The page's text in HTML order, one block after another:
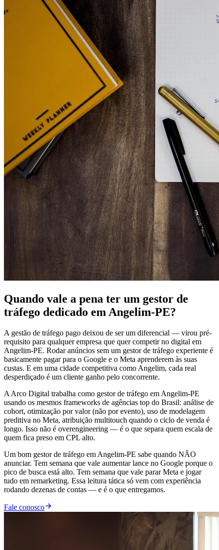
Quando vale a pena ter um gestor de
tráfego dedicado em Angelim-PE?
A gestão de tráfego pago deixou de ser um diferencial — virou pré-
requisito para qualquer empresa que quer competir no digital em
Angelim-PE. Rodar anúncios sem um gestor de tráfego experiente é
basicamente pagar para o Google e o Meta aprenderem às suas
custas. E em uma cidade competitiva como Angelim, cada real
desperdiçado é um cliente ganho pelo concorrente.
A Arco Digital trabalha como gestor de tráfego em Angelim-PE
usando os mesmos frameworks de agências top do Brasil: análise de
cohort, otimização por valor (não por evento), uso de modelagem
preditiva no Meta, atribuição multitouch quando o ciclo de venda é
longo. Isso não é overengineering — é o que separa quem escala de
quem fica preso em CPL alto.
Um bom gestor de tráfego em Angelim-PE sabe quando NÃO
anunciar. Tem semana que vale aumentar lance no Google porque o
pico de busca está alto. Tem semana que vale parar Meta e jogar
tudo em remarketing. Essa leitura tática só vem com experiência
rodando dezenas de contas — e é o que entregamos.
Fale conosco